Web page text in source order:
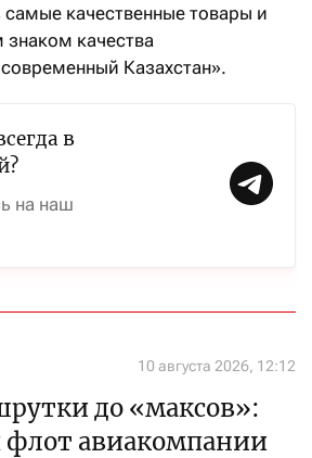
качественные товары и
знаком качества
Казахстан».
в
на наш
10 августа 2026, 12:12
до «максов»:
флот авиакомпании